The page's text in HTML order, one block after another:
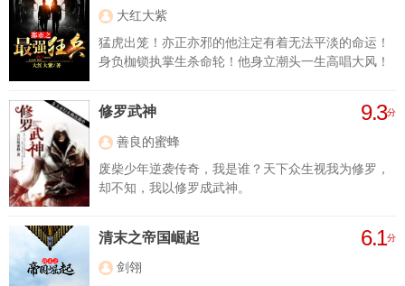
大红大紫
猛虎出笼！亦正亦邪的他注定有着无法平淡的命运！
身负枷锁执掌生杀命轮！他身立潮头一生高唱大风！
修罗武神 9.3分
善良的蜜蜂
废柴少年逆袭传奇，我是谁？天下众生视我为修罗，
却不知，我以修罗成武神。
清末之帝国崛起 6.1分
剑翎